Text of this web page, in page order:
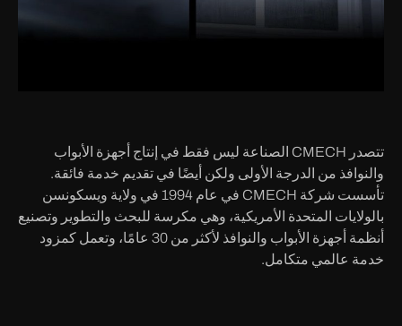
تتصدر CMECH الصناعة ليس فقط في إنتاج أجهزة الأبواب
والنوافذ من الدرجة الأولى ولكن أيضًا في تقديم خدمة فائقة.
تأسست شركة CMECH في عام 1994 في ولاية ويسكونسن
بالولايات المتحدة الأمريكية، وهي مكرسة للبحث والتطوير وتصنيع
أنظمة أجهزة الأبواب والنوافذ لأكثر من 30 عامًا، وتعمل كمزود
خدمة عالمي متكامل.